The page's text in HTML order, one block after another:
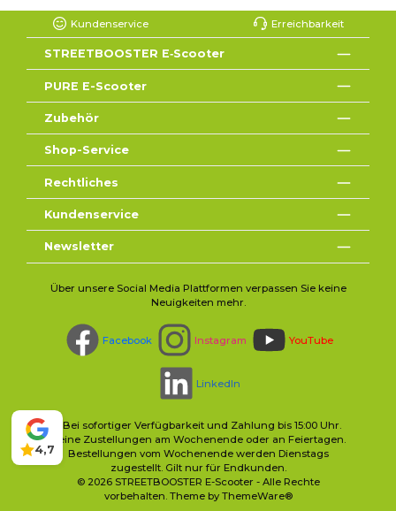
Kundenservice Erreichbarkeit
STREETBOOSTER E‑Scooter
PURE E-Scooter
Zubehör
Shop-Service
Rechtliches
Kundenservice
Newsletter
Über unsere Social Media Plattformen verpassen Sie keine
Neuigkeiten mehr.
Facebook Instagram YouTube
LinkedIn
* Bei sofortiger Verfügbarkeit und Zahlung bis 15:00 Uhr.
Keine Zustellungen am Wochenende oder an Feiertagen.
Bestellungen vom Wochenende werden Dienstags
zugestellt. Gilt nur für Endkunden.
4,7
© 2026 STREETBOOSTER E-Scooter - Alle Rechte
vorbehalten. Theme by ThemeWare®